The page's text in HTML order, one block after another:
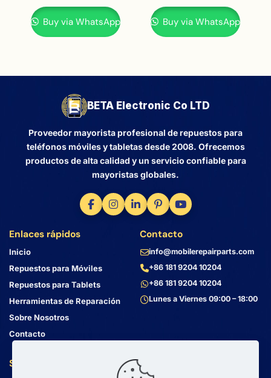
Buy via WhatsApp Buy via WhatsApp
BETA Electronic Co LTD
Proveedor mayorista profesional de repuestos para
teléfonos móviles y tabletas desde 2008. Ofrecemos
productos de alta calidad y un servicio confiable para
mayoristas globales.
Enlaces rápidos
Inicio
Repuestos para Móviles
Repuestos para Tablets
Herramientas de Reparación
Sobre Nosotros
Contacto
Servicio al Cliente
Contacto
info@mobilerepairparts.com
+86 181 9204 10204
+86 181 9204 10204
Lunes a Viernes 09:00 – 18:00
Dirección